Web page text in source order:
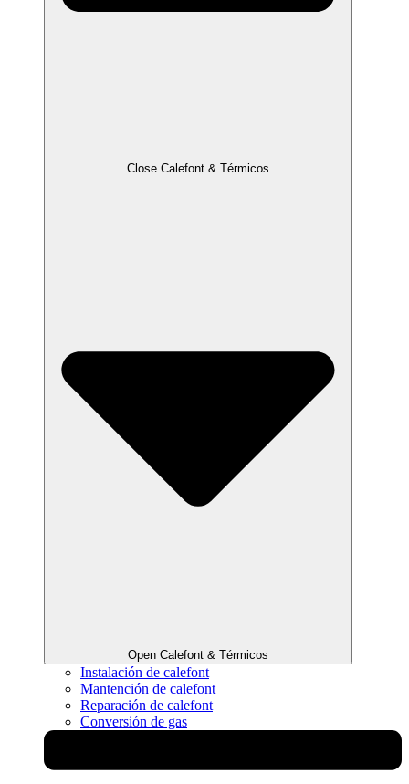
Close Calefont & Térmicos
Open Calefont & Térmicos
Instalación de calefont
Mantención de calefont
Reparación de calefont
Conversión de gas